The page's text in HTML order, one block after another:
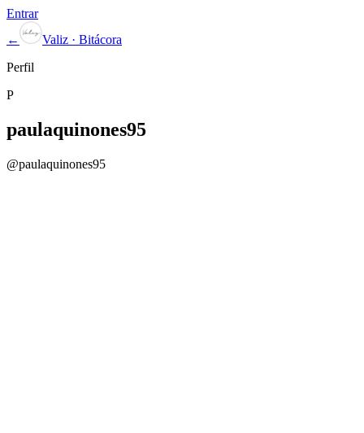
Entrar
←
Valiz · Bitácora
Perfil
P
paulaquinones95
@paulaquinones95